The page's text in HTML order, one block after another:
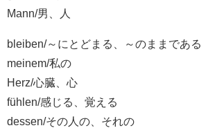
Mann/男、人
bleiben/～にとどまる、～のままである
meinem/私の
Herz/心臓、心
fühlen/感じる、覚える
dessen/その人の、それの